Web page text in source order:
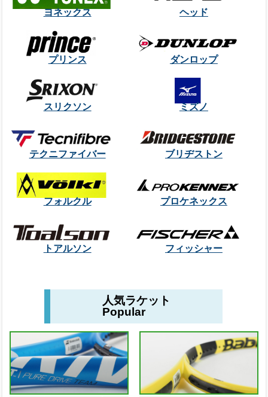
ヨネックス ヘッド
プリンス ダンロップ
スリクソン ミズノ
テクニファイバー ブリヂストン
フォルクル プロケネックス
トアルソン フィッシャー
人気ラケット
Popular